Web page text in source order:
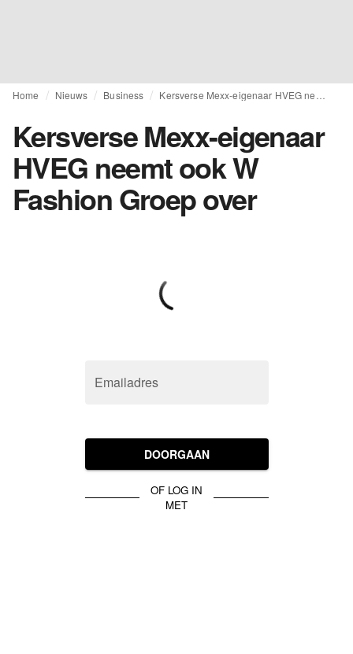
Home Nieuws Business
Kersverse Mexx-eigenaar
HVEG neemt ook W
Fashion Groep over
Emailadres
DOORGAAN
OF LOG IN
MET